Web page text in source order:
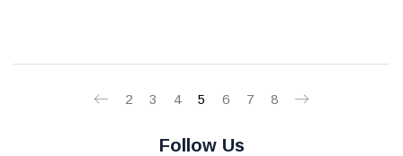
2 3 4 5 6 7 8
Follow Us